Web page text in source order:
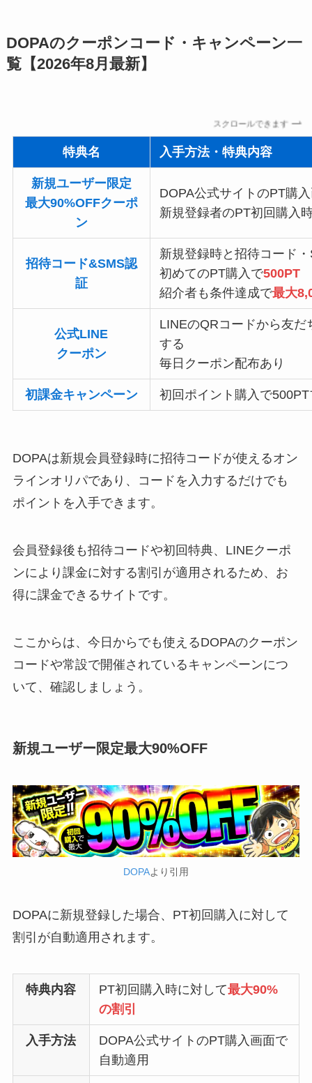
DOPAのクーポンコード・キャンペーン一
覧【2026年8月最新】
スクロールできます
特典名 入手方法・特典内容
新規ユーザー限定
最大90%OFFクーポ
ン
DOPA公式サイトのPT購
新規登録者のPT初回購入
招待コード&SMS認
証
新規登録時と招待コード
初めてのPT購入で500PT
紹介者も条件達成で最大
公式LINE
クーポン
LINEのQRコードから友
する
毎日クーポン配布あり
初課金キャンペーン 初回ポイント購入で
DOPAは新規会員登録時に招待コードが使えるオン
ラインオリパであり、コードを入力するだけでも
ポイントを入手できます。
会員登録後も招待コードや初回特典、LINEクーポ
ンにより課金に対する割引が適用されるため、お
得に課金できるサイトです。
ここからは、今日からでも使えるDOPAのクーポン
コードや常設で開催されているキャンペーンにつ
いて、確認しましょう。
新規ユーザー限定最大90%OFF
DOPAより引用
DOPAに新規登録した場合、PT初回購入に対して
割引が自動適用されます。
特典内容 PT初回購入時に対して最大90%
の割引
入手方法
DOPA公式サイトのPT購入画面で
自動適用